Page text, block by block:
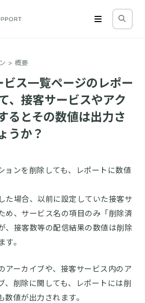
概要
ビス一覧ページのレポー
、接客サービスやアク
るとその数値は出力さ
うか？
ョンを削除しても、レポートに数値
た場合、以前に設定していた接客サ
め、サービス名の項目のみ「削除済
、接客数等の配信結果の数値は削除
。
アーカイブや、接客サービス内のア
、削除に関しても、レポートには削
値が出力されます。